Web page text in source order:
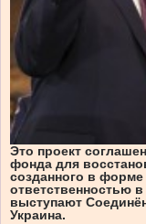
Это проект
фонда для
созданного в форме
ответственностью
выступают
Украина.